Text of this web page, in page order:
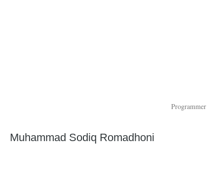
Programmer
Muhammad Sodiq Romadhoni